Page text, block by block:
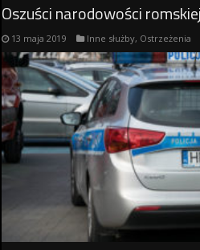
Oszuści narodowości
13 maja 2019 Inne służby, Ostrzeżenia